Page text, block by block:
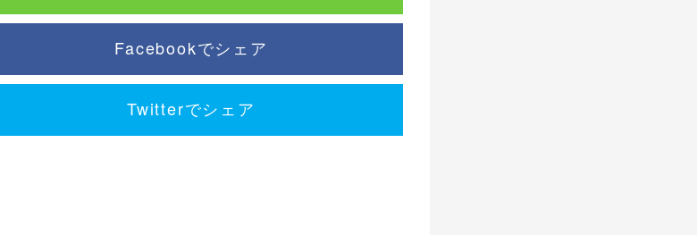
Facebookでシェア
Twitterでシェア